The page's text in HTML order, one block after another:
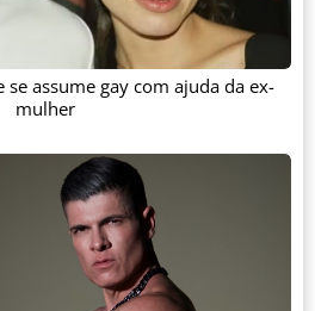
se assume gay com ajuda da ex-
mulher